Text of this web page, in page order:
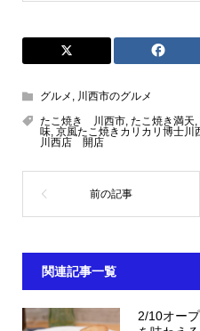
グルメ , 川西市のグルメ
たこ焼き 川西市, たこ焼き満天,
味, 京風たこ焼きカリカリ博士川
川西店 開店
関連記事一覧
2/10オー